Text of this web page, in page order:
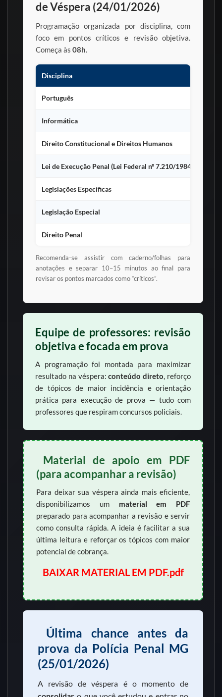
de Véspera (24/01/2026)
Programação organizada por disciplina, com
foco em pontos críticos e revisão objetiva.
Começa às 08h
Disciplina
Português
Informática
Direito Constitucional e Direitos Humanos
Lei de Execução Penal (Lei Federal nº 7.210/1984)
Legislações Específicas
Legislação Especial
Direito Penal
Recomenda-se assistir com caderno/folhas para
anotações e separar 10–15 minutos ao final para
revisar os pontos marcados como “críticos”.
Equipe de professores: revisão
objetiva e focada em prova
A programação foi montada para maximizar
resultado na véspera:conteúdo direto , reforço
de tópicos de maior incidência e orientação
prática para execução de prova — tudo com
professores que respiram concursos policiais.
Material de apoio em PDF
(para acompanhar a revisão)
Para deixar sua véspera ainda mais eficiente,
disponibilizamos um material em PDF
preparado para acompanhar a revisão e servir
como consulta rápida. A ideia é facilitar a sua
última leitura e reforçar os tópicos com maior
potencial de cobrança.
BAIXAR MATERIAL EM PDF.pdf
Última chance antes da
prova da Polícia Penal MG
(25/01/2026)
A revisão de véspera é o momento de